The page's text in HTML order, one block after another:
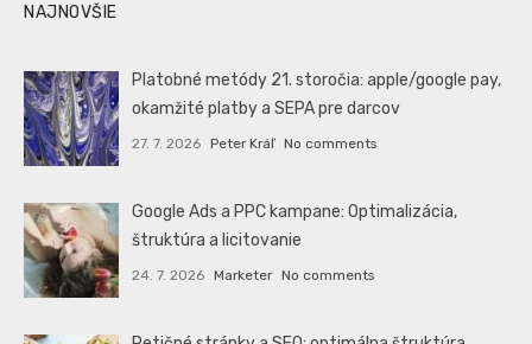
NAJNOVŠIE
Platobné metódy 21. storočia: apple/google pay,
okamžité platby a SEPA pre darcov
27. 7. 2026 Peter Kráľ No comments
Google Ads a PPC kampane: Optimalizácia,
štruktúra a licitovanie
24. 7. 2026 Marketer No comments